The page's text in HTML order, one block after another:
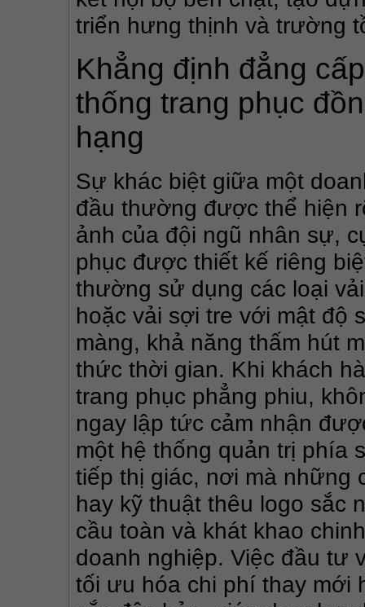
triển hưng thịnh và trường
Khẳng định đẳng
thống trang phục
hạng
Sự khác biệt giữa một
đầu thường được thể hiện
ảnh của đội ngũ nhân sự,
phục được thiết kế riêng
thường sử dụng các loại
hoặc vải sợi tre với mật độ
màng, khả năng thấm hút
thức thời gian. Khi khách
trang phục phẳng phiu,
ngay lập tức cảm nhận
một hệ thống quản trị phía
tiếp thị giác, nơi mà những
hay kỹ thuật thêu logo sắc
cầu toàn và khát khao
doanh nghiệp. Việc đầu tư
tối ưu hóa chi phí thay mới